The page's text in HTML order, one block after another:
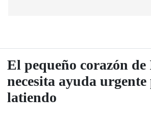
El pequeño corazón
necesita ayuda
latiendo